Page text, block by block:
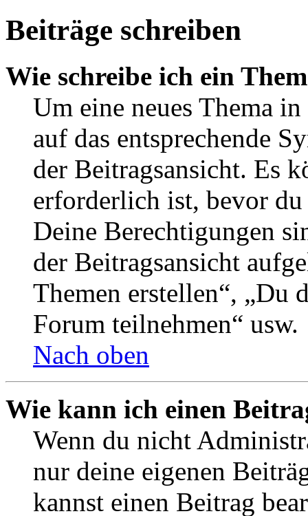
Beiträge schreiben
Wie schreibe ich ein
Um eine neues Thema
auf das entsprechende
der Beitragsansicht. Es
erforderlich ist, bevor
Deine Berechtigungen
der Beitragsansicht
Themen erstellen“, „Du
Forum teilnehmen“ usw.
Nach oben
Wie kann ich einen
Wenn du nicht
nur deine eigenen
kannst einen Beitrag